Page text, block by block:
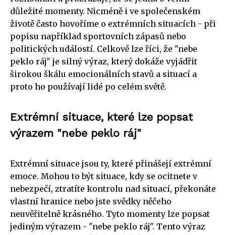
důležité momenty. Nicméně i ve společenském
životě často hovoříme o extrémních situacích - při
popisu například sportovních zápasů nebo
politických událostí. Celkově lze říci, že "nebe
peklo ráj" je silný výraz, který dokáže vyjádřit
širokou škálu emocionálních stavů a situací a
proto ho používají lidé po celém světě.
Extrémní situace, které lze popsat
výrazem "nebe peklo ráj"
Extrémní situace jsou ty, které přinášejí extrémní
emoce. Mohou to být situace, kdy se ocitnete v
nebezpečí, ztratíte kontrolu nad situací, překonáte
vlastní hranice nebo jste svědky něčeho
neuvěřitelně krásného. Tyto momenty lze popsat
jediným výrazem - "nebe peklo ráj". Tento výraz